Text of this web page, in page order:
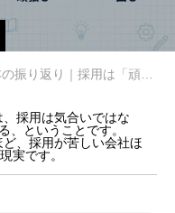
は「頑張る」から「回る」に変えられる（AI活用×採用支援）
採用は気合いではな
、ということです。
、採用が苦しい会社ほ
実です。